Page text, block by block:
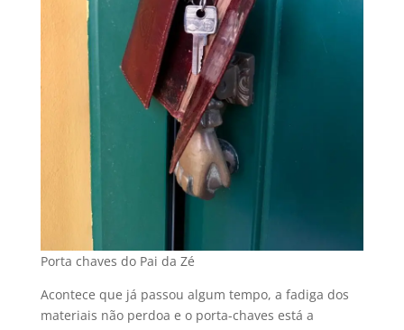
Porta chaves do Pai da Zé
Acontece que já passou algum tempo, a fadiga dos
materiais não perdoa e o porta-chaves está a